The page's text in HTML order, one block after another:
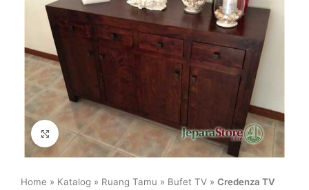
Click to enlarge
Home » Katalog » Ruang Tamu » Bufet TV » Credenza TV